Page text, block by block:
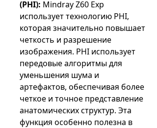
(PHI): Mindray Z60 Exp
использует технологию PHI,
которая значительно повышает
четкость и разрешение
изображения. PHI использует
передовые алгоритмы для
уменьшения шума и
артефактов, обеспечивая более
четкое и точное представление
анатомических структур. Эта
функция особенно полезна в